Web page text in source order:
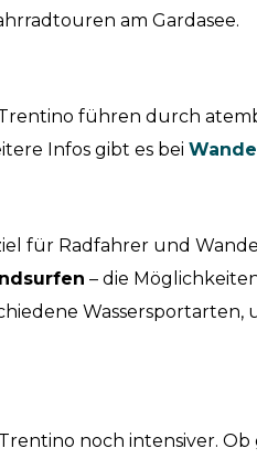
am Gardasee.
führen durch
Infos gibt es bei
für Radfahrer und
– die
noch intensiver.